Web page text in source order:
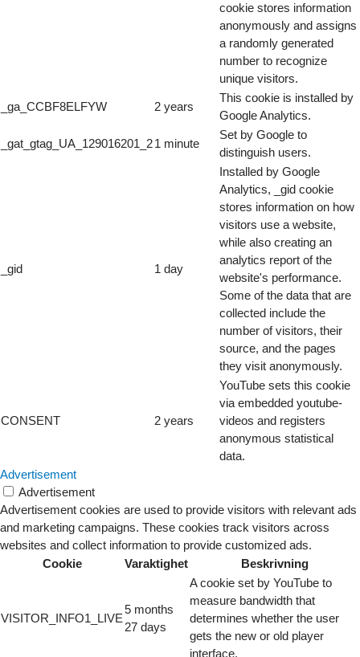
cookie stores information
anonymously and assigns
a randomly generated
number to recognize
unique visitors.
_ga_CCBF8ELFYW 2 years
This cookie is installed by
Google Analytics.
_gat_gtag_UA_129016201_21 minute
Set by Google to
distinguish users.
_gid 1 day
Installed by Google
Analytics, _gid cookie
stores information on how
visitors use a website,
while also creating an
analytics report of the
website's performance.
Some of the data that are
collected include the
number of visitors, their
source, and the pages
they visit anonymously.
CONSENT 2 years
YouTube sets this cookie
via embedded youtube-
videos and registers
anonymous statistical
data.
Advertisement
Advertisement
Advertisement cookies are used to provide visitors with relevant ads
and marketing campaigns. These cookies track visitors across
websites and collect information to provide customized ads.
Cookie
Varaktighet Beskrivning
VISITOR_INFO1_LIVE
5 months
27 days
A cookie set by YouTube to
measure bandwidth that
determines whether the user
gets the new or old player
interface.